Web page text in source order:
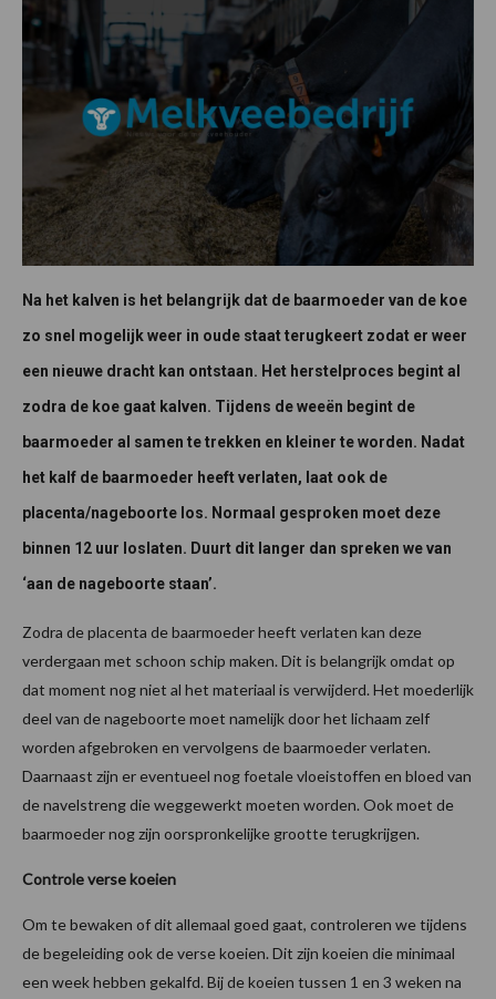
Na het kalven is het belangrijk dat de baarmoeder van de koe
zo snel mogelijk weer in oude staat terugkeert zodat er weer
een nieuwe dracht kan ontstaan. Het herstelproces begint al
zodra de koe gaat kalven. Tijdens de weeën begint de
baarmoeder al samen te trekken en kleiner te worden. Nadat
het kalf de baarmoeder heeft verlaten, laat ook de
placenta/nageboorte los. Normaal gesproken moet deze
binnen 12 uur loslaten. Duurt dit langer dan spreken we van
‘aan de nageboorte staan’.
Zodra de placenta de baarmoeder heeft verlaten kan deze
verdergaan met schoon schip maken. Dit is belangrijk omdat op
dat moment nog niet al het materiaal is verwijderd. Het moederlijk
deel van de nageboorte moet namelijk door het lichaam zelf
worden afgebroken en vervolgens de baarmoeder verlaten.
Daarnaast zijn er eventueel nog foetale vloeistoffen en bloed van
de navelstreng die weggewerkt moeten worden. Ook moet de
baarmoeder nog zijn oorspronkelijke grootte terugkrijgen.
Controle verse koeien
Om te bewaken of dit allemaal goed gaat, controleren we tijdens
de begeleiding ook de verse koeien. Dit zijn koeien die minimaal
een week hebben gekalfd. Bij de koeien tussen 1 en 3 weken na